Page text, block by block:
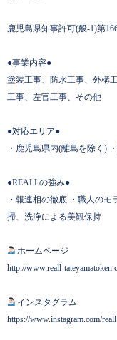
鹿児島県知事許可(般-1)第
●事業内容●
塗装工事、防水工事、外構
工事、左官工事、その他
●対応エリア●
・鹿児島県内(離島を除く)
●REALLの強み●
・報連相の徹底 ・職人の
掃、洗浄による美観保持
ホームページ
http://www.reall-
インスタグラム
https://www.instagram.com/